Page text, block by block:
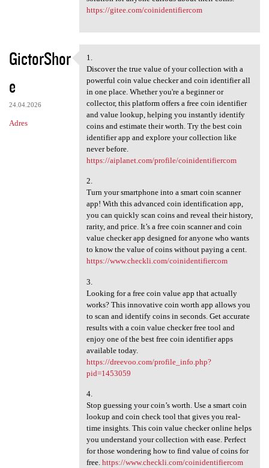
https://gitee.com/coinidentifiercom
GictorShor
e
24.04.2026
Adres
1.
1.
Discover the true value of your collection with a
powerful coin value checker and coin identifier all
in one place. Whether you're a beginner or
collector, this platform offers a free coin identifier
and value lookup, helping you instantly identify
coins and estimate their worth. Try the best coin
identifier app and explore your collection like
never before.
https://aiplanet.com/profile/coinidentifiercom
2.
Turn your smartphone into a smart coin scanner
app! With this advanced coin identification app,
you can quickly scan coins and reveal their history,
rarity, and price. It’s a free coin scanner and coin
value checker app designed for anyone who wants
to know the value of coins without paying a cent.
https://www.checkli.com/coinidentifiercom
3.
Looking for a free coin value app that actually
works? This innovative coin worth app allows you
to scan and identify coins in seconds. Get accurate
results with a coin value checker free tool and
enjoy one of the best free coin identifier apps
available today.
https://dreevoo.com/profile_info.php?
pid=1453059
4.
Stop guessing your coin’s worth. Use a smart coin
lookup and coin check tool that gives you real-
time insights. This coin value checker online helps
you understand your collection with ease. Perfect
for those wondering how to find value of coins for
free. https://www.checkli.com/coinidentifiercom